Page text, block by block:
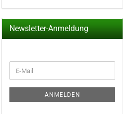
Newsletter-Anmeldung
ZUR
ANMELDUNG
E-
Mail
ANMELDEN